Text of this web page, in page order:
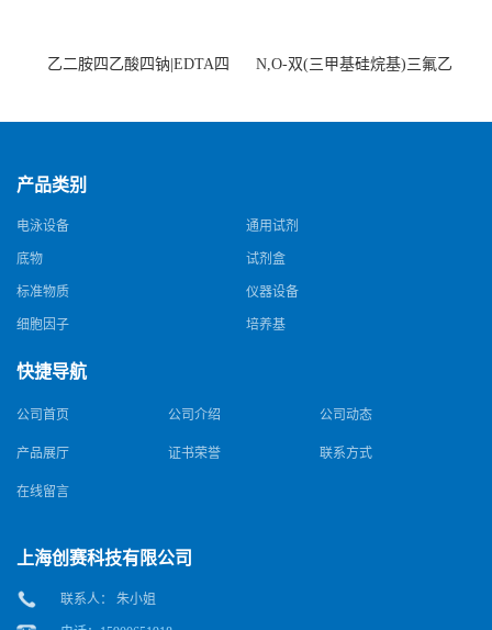
乙二胺四乙酸四钠|EDTA四
N,O-双(三甲基硅烷基)三氟乙
产品类别
电泳设备 通用试剂
底物 试剂盒
标准物质 仪器设备
细胞因子 培养基
快捷导航
公司首页 公司介绍 公司动态
产品展厅 证书荣誉 联系方式
在线留言
上海创赛科技有限公司
联系人： 朱小姐